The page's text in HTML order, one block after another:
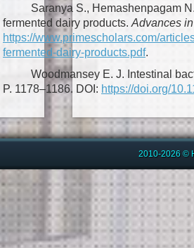
Saranya S., Hemashenpagam
fermented dairy products. Advances
https://www.primescholars.com/
fermented-dairy-products.pdf.
Woodmansey E. J. Intestinal
P. 1178–1186. DOI: https://doi.org/
2010-2026 ©